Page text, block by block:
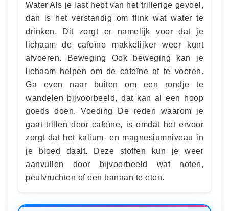
Water Als je last hebt van het trillerige gevoel,
dan is het verstandig om flink wat water te
drinken. Dit zorgt er namelijk voor dat je
lichaam de cafeïne makkelijker weer kunt
afvoeren. Beweging Ook beweging kan je
lichaam helpen om de cafeïne af te voeren.
Ga even naar buiten om een rondje te
wandelen bijvoorbeeld, dat kan al een hoop
goeds doen. Voeding De reden waarom je
gaat trillen door cafeïne, is omdat het ervoor
zorgt dat het kalium- en magnesiumniveau in
je bloed daalt. Deze stoffen kun je weer
aanvullen door bijvoorbeeld wat noten,
peulvruchten of een banaan te eten.